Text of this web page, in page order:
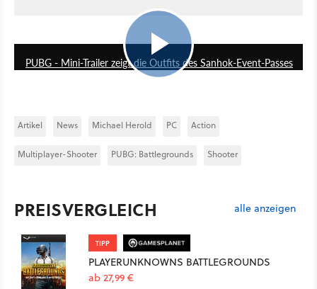
PUBG - Mini-Trailer zeigt die Outfits des Sanhok-Event-Passes
Artikel News Michael Herold PC Action
Multiplayer-Shooter PUBG: Battlegrounds Shooter
PREISVERGLEICH alle anzeigen
TIPP
PLAYERUNKNOWNS BATTLEGROUNDS
ab 27,99 €